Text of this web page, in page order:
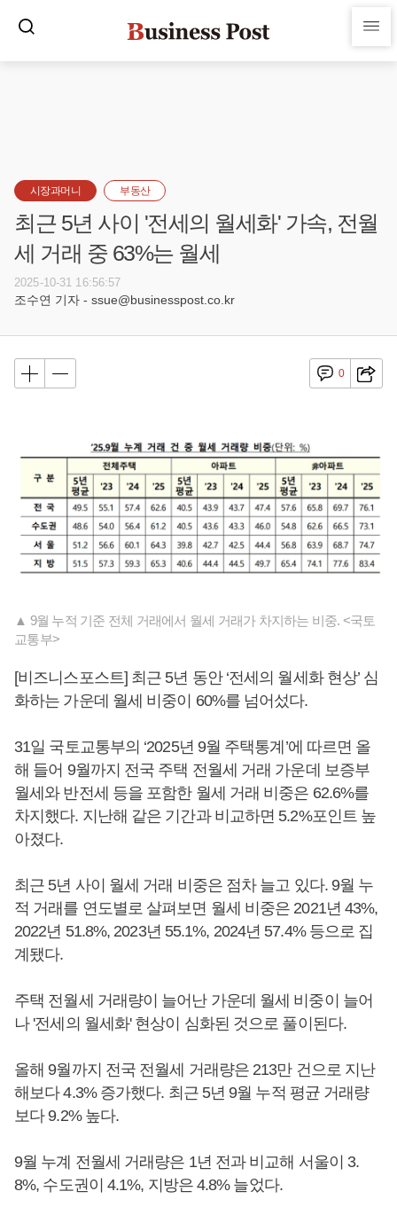
시장과머니 부동산
최근 5년 사이 '전세의 월세화' 가속, 전월
세 거래 중 63%는 월세
2025-10-31 16:56:57
조수연 기자 - ssue@businesspost.co.kr
0
▲ 9월 누적 기준 전체 거래에서 월세 거래가 차지하는 비중. <국토
교통부>
[비즈니스포스트] 최근 5년 동안 ‘전세의 월세화 현상’ 심
화하는 가운데 월세 비중이 60%를 넘어섰다.
31일 국토교통부의 ‘2025년 9월 주택통계’에 따르면 올
해 들어 9월까지 전국 주택 전월세 거래 가운데 보증부
월세와 반전세 등을 포함한 월세 거래 비중은 62.6%를
차지했다. 지난해 같은 기간과 비교하면 5.2%포인트 높
아졌다.
최근 5년 사이 월세 거래 비중은 점차 늘고 있다. 9월 누
적 거래를 연도별로 살펴보면 월세 비중은 2021년 43%,
2022년 51.8%, 2023년 55.1%, 2024년 57.4% 등으로 집
계됐다.
주택 전월세 거래량이 늘어난 가운데 월세 비중이 늘어
나 '전세의 월세화' 현상이 심화된 것으로 풀이된다.
올해 9월까지 전국 전월세 거래량은 213만 건으로 지난
해보다 4.3% 증가했다. 최근 5년 9월 누적 평균 거래량
보다 9.2% 높다.
9월 누계 전월세 거래량은 1년 전과 비교해 서울이 3.
8%, 수도권이 4.1%, 지방은 4.8% 늘었다.